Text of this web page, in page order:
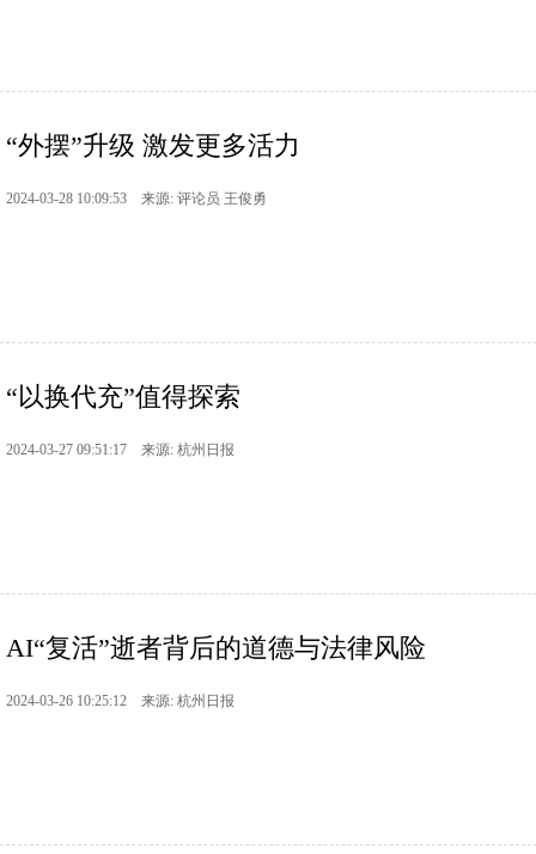
“外摆”升级 激发更多活力
2024-03-28 10:09:53 来源: 评论员 王俊勇
“以换代充”值得探索
2024-03-27 09:51:17 来源: 杭州日报
AI“复活”逝者背后的道德与法律风险
2024-03-26 10:25:12 来源: 杭州日报